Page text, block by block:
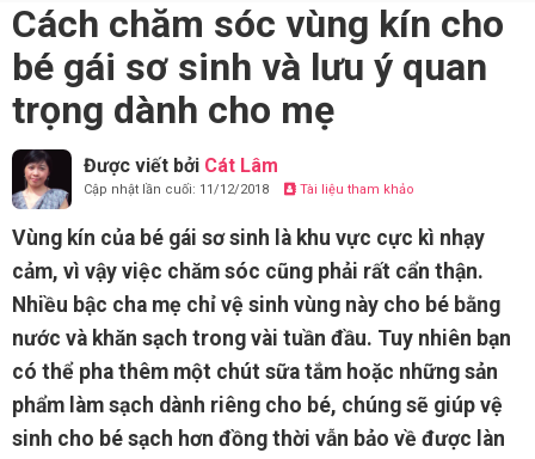
Cách chăm sóc vùng kín cho
bé gái sơ sinh và lưu ý quan
trọng dành cho mẹ
Được viết bởi Cát Lâm
Cập nhật lần cuối: 11/12/2018 Tài liệu tham khảo
Vùng kín của bé gái sơ sinh là khu vực cực kì nhạy
cảm, vì vậy việc chăm sóc cũng phải rất cẩn thận.
Nhiều bậc cha mẹ chỉ vệ sinh vùng này cho bé bằng
nước và khăn sạch trong vài tuần đầu. Tuy nhiên bạn
có thể pha thêm một chút sữa tắm hoặc những sản
phẩm làm sạch dành riêng cho bé, chúng sẽ giúp vệ
sinh cho bé sạch hơn đồng thời vẫn bảo về được làn